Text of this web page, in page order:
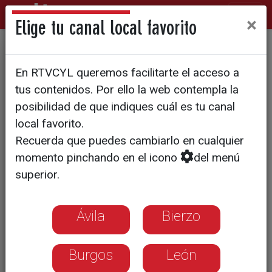
Grana y Oro - Segundo
Especial de Navidad
Elige tu canal local favorito ×
En RTVCYL queremos facilitarte el acceso a
tus contenidos. Por ello la web contempla la
posibilidad de que indiques cuál es tu canal
local favorito.
Recuerda que puedes cambiarlo en cualquier
momento pinchando en el icono
del menú
superior.
Ávila Bierzo
Burgos León